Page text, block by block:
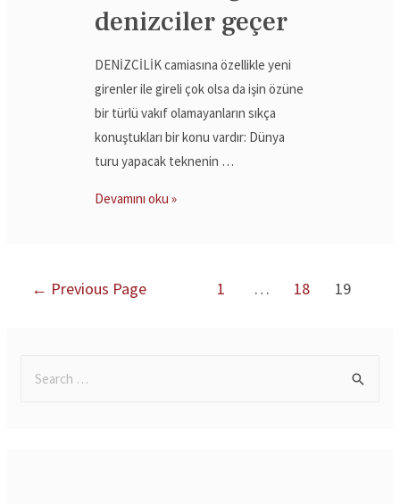
denizciler geçer
DENİZCİLİK camiasına özellikle yeni
girenler ile gireli çok olsa da işin özüne
bir türlü vakıf olamayanların sıkça
konuştukları bir konu vardır: Dünya
turu yapacak teknenin …
Devamını oku »
← Previous Page 1 … 18 19